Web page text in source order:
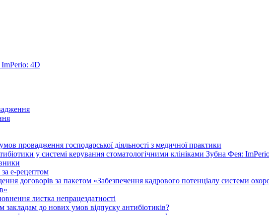
4D
провадження господарської діяльності з медичної практики
у системі керування стоматологічними клініками Зубна Фея:
за е-рецептом
договорів за пакетом «Забезпечення кадрового потенціалу системи
листка непрацездатності
закладам до нових умов відпуску антибіотиків?